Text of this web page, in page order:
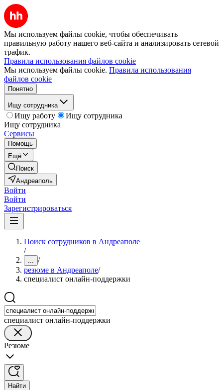
Мы используем файлы cookie, чтобы обеспечивать
правильную работу нашего веб-сайта и анализировать сетевой
трафик.
Правила использования файлов cookie
Мы используем файлы cookie. Правила использования
файлов cookie
Понятно
Ищу сотрудника
Ищу работу
Ищу сотрудника
Ищу сотрудника
Сервисы
Помощь
Ещё
Поиск
Андреаполь
Войти
Войти
Зарегистрироваться
Поиск сотрудников в Андреаполе
/
... /
резюме в Андреаполе/
специалист онлайн-поддержки
специалист онлайн-поддержки
Резюме
Найти